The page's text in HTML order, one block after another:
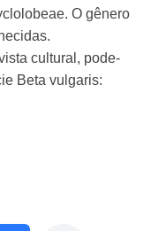
O gênero
cultural, pode-
Beta vulgaris: